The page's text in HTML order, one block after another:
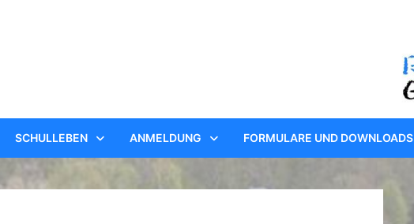
SCHULLEBEN ANMELDUNG FORMULARE UND DOWNLOADS